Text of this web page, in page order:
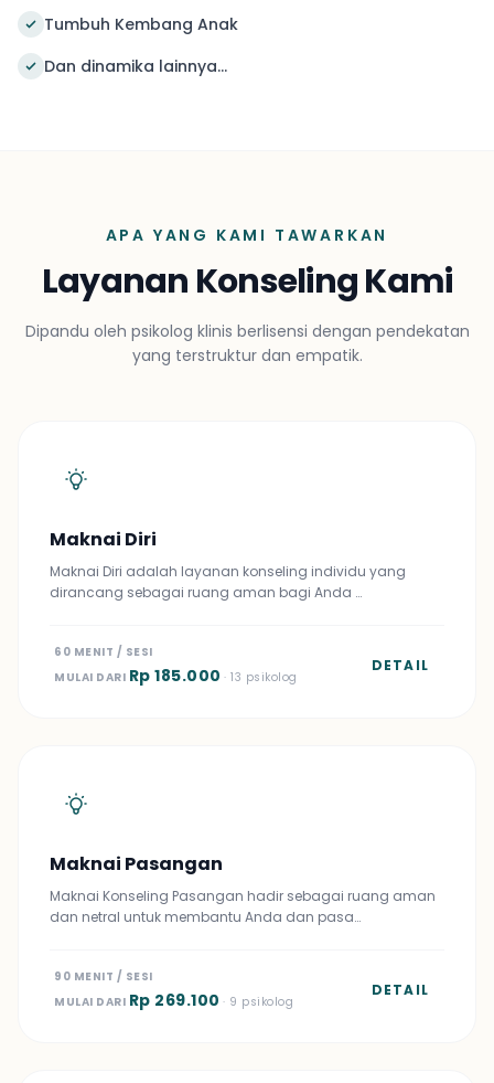
Tumbuh Kembang Anak
Dan dinamika lainnya...
APA YANG KAMI TAWARKAN
Layanan Konseling Kami
Dipandu oleh psikolog klinis berlisensi dengan pendekatan
yang terstruktur dan empatik.
Maknai Diri
Maknai Diri adalah layanan konseling individu yang
dirancang sebagai ruang aman bagi Anda …
60 MENIT / SESI
MULAI DARI Rp 185.000 · 13 psikolog
DETAIL
Maknai Pasangan
Maknai Konseling Pasangan hadir sebagai ruang aman
dan netral untuk membantu Anda dan pasa…
90 MENIT / SESI
MULAI DARI Rp 269.100 · 9 psikolog
DETAIL